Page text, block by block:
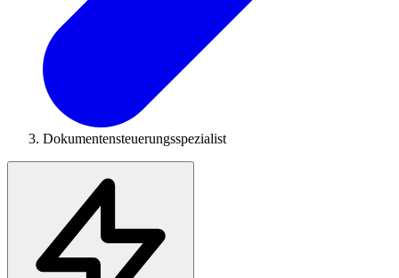
Dokumentensteuerungsspezialist